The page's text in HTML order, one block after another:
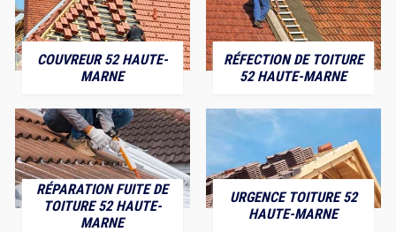
COUVREUR 52 HAUTE-
MARNE
RÉFECTION DE TOITURE
52 HAUTE-MARNE
RÉPARATION FUITE DE
TOITURE 52 HAUTE-
MARNE
URGENCE TOITURE 52
HAUTE-MARNE